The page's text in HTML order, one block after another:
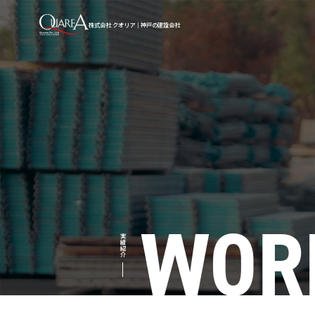
株式会社 クオリア｜神戸の建設会社
実績紹介